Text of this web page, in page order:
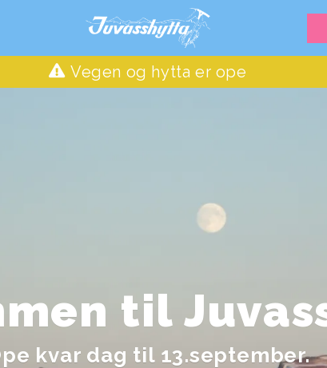
Vegen og hytta er ope
til
kvar dag til 13.september.